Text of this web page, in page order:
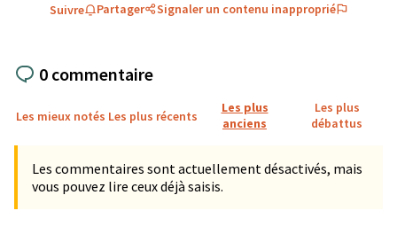
Suivre Partager Signaler un contenu inapproprié
0 commentaire
Les mieux notés Les plus récents
Les plus
anciens
Les plus
débattus
Les commentaires sont actuellement désactivés, mais
vous pouvez lire ceux déjà saisis.